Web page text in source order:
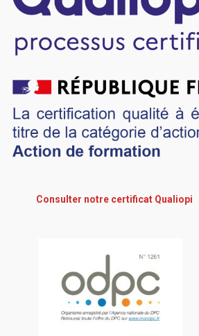
Consulter notre certificat Qualiopi